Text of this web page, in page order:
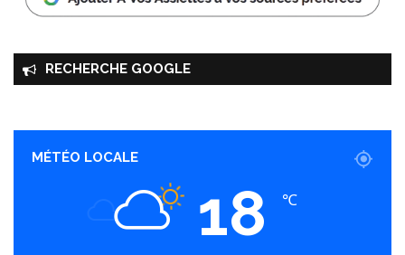
RECHERCHE GOOGLE
MÉTÉO LOCALE
18 ℃